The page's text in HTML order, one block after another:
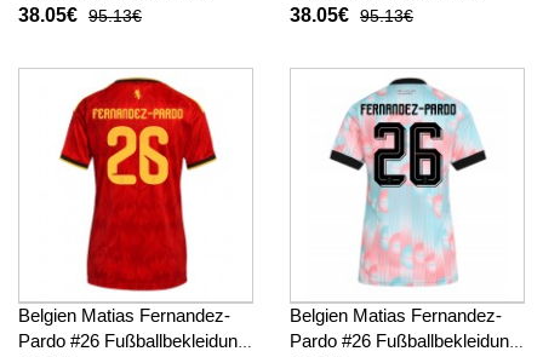
Heimtrikot Damen WM 2026
38.05€ 95.13€
Auswärtstrikot Damen WM
38.05€ 95.13€
Belgien Matias Fernandez-
Pardo #26 Fußballbekleidung
Belgien Matias Fernandez-
Pardo #26 Fußballbekleidung